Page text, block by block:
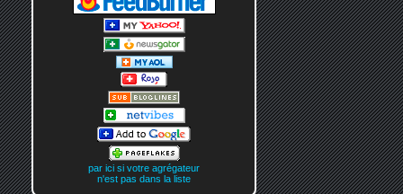
par ici si votre agrégateur
n'est pas dans la liste